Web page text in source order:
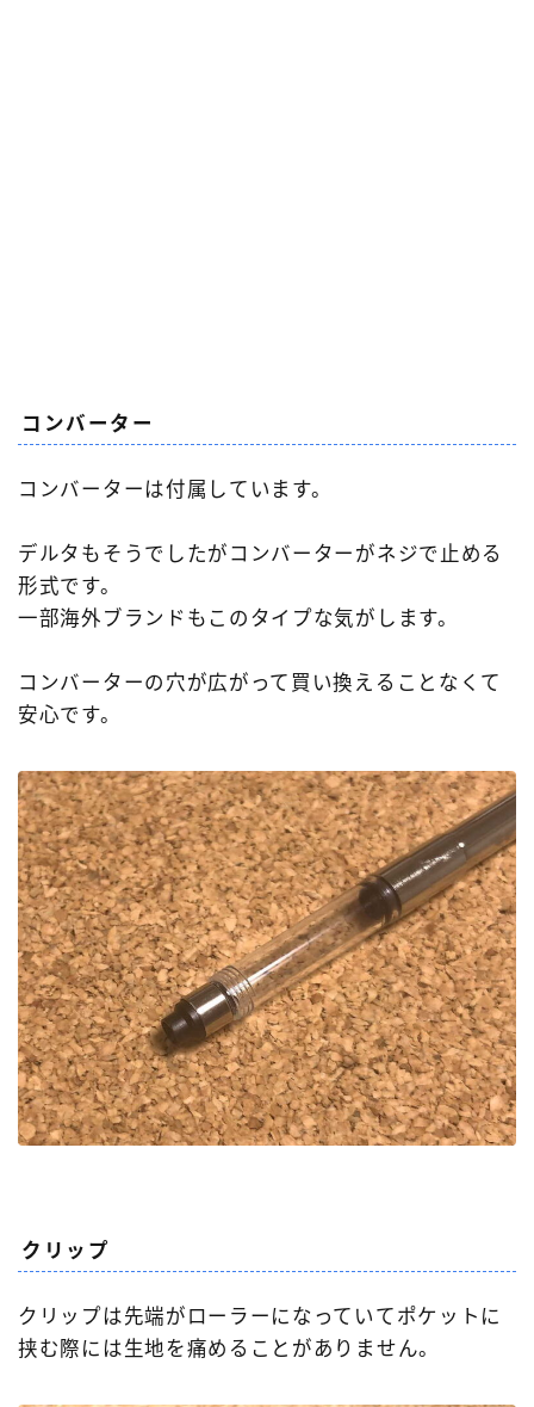
コンバーター
コンバーターは付属しています。
デルタもそうでしたがコンバーターがネジで止める
形式です。
一部海外ブランドもこのタイプな気がします。
コンバーターの穴が広がって買い換えることなくて
安心です。
クリップ
クリップは先端がローラーになっていてポケットに
挟む際には生地を痛めることがありません。